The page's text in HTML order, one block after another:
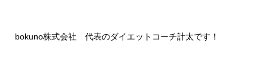
bokuno株式会社 代表のダイエットコーチ計太です！